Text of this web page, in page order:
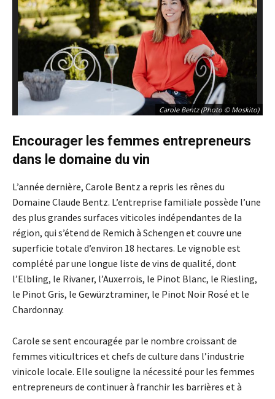
Carole Bentz (Photo © Moskito)
Encourager les femmes entrepreneurs
dans le domaine du vin
L’année dernière, Carole Bentz a repris les rênes du
Domaine Claude Bentz. L’entreprise familiale possède l’une
des plus grandes surfaces viticoles indépendantes de la
région, qui s’étend de Remich à Schengen et couvre une
superficie totale d’environ 18 hectares. Le vignoble est
complété par une longue liste de vins de qualité, dont
l’Elbling, le Rivaner, l’Auxerrois, le Pinot Blanc, le Riesling,
le Pinot Gris, le Gewürztraminer, le Pinot Noir Rosé et le
Chardonnay.
Carole se sent encouragée par le nombre croissant de
femmes viticultrices et chefs de culture dans l’industrie
vinicole locale. Elle souligne la nécessité pour les femmes
entrepreneurs de continuer à franchir les barrières et à